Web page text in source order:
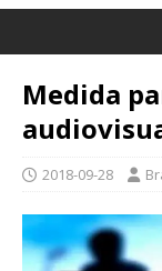
Medida
2018-09-28